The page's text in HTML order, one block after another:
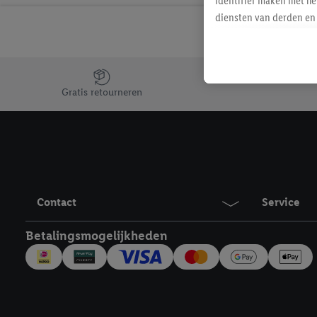
Jouw voordelen bij ons als Lidl webshop klant
Gratis retourneren
Contact Service
Betalingsmogelijkheden
diensten van derden
Als je hiervoor
eerder interesse hebt
maar het niet te
mailadres en met
Onder "Aanpassen"
Door te klikken op
technieken worden
inclusief over de
trekken, vind je in onze
over de cookies die